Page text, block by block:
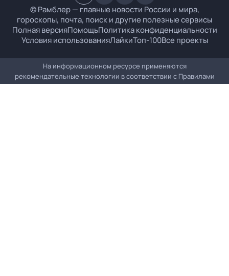
© Рамблер — главные новости России и мира,
гороскопы, почта, поиск и другие полезные сервисы
Полная версияПомощьПолитика конфиденциальности
Условия использованияЛайкиТоп-100Все проекты
На информационном ресурсе применяются
рекомендательные технологии в соответствии с Правилами